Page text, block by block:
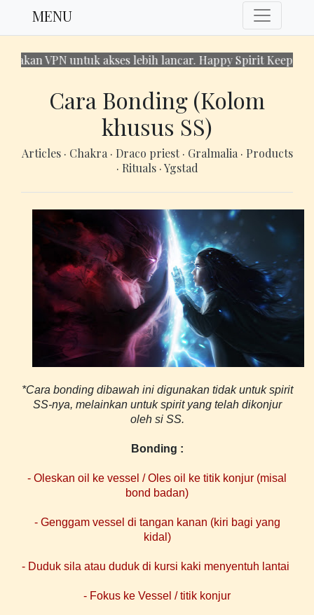
MENU
VPN untuk akses lebih lancar. Happy Spirit Keeping!
Cara Bonding (Kolom
khusus SS)
Articles · Chakra · Draco priest · Gralmalia · Products
· Rituals ·Ygstad
*Cara bonding dibawah ini digunakan tidak untuk spirit
SS-nya, melainkan untuk spirit yang telah dikonjur
oleh si SS.
Bonding :
- Oleskan oil ke vessel / Oles oil ke titik konjur (misal
bond badan)
- Genggam vessel di tangan kanan (kiri bagi yang
kidal)
- Duduk sila atau duduk di kursi kaki menyentuh lantai
- Fokus ke Vessel / titik konjur